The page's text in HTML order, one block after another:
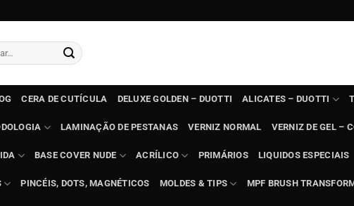
CERA DE CUTÍCULA DELUXE GOLDEN – DUOTTI ALICATES – DUOTTI
LAMINAÇÃO DE PESTANAS VERNIZ NORMAL VERNIZ DE GEL –
BASE COVER NUDE ACRÍLICO PRIMÁRIOS LIQUIDOS ESPECIAIS
PINCÉIS, DOTS, MAGNÉTICOS MOLDES & TIPS MPF BRUSH